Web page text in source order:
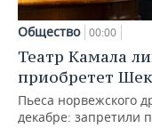
Общество 00:00
Театр Камала
приобретет
Пьеса норвежского
декабре: запретили